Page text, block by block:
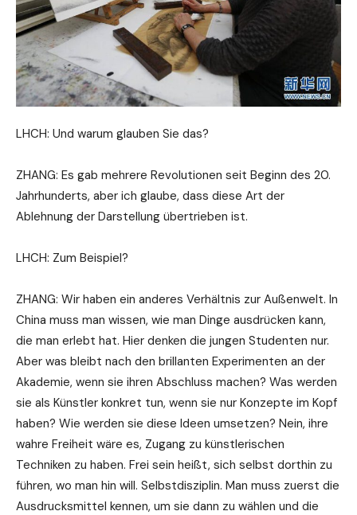
LHCH: Und warum glauben Sie das?
ZHANG: Es gab mehrere Revolutionen seit Beginn des 20.
Jahrhunderts, aber ich glaube, dass diese Art der
Ablehnung der Darstellung übertrieben ist.
LHCH: Zum Beispiel?
ZHANG: Wir haben ein anderes Verhältnis zur Außenwelt. In
China muss man wissen, wie man Dinge ausdrücken kann,
die man erlebt hat. Hier denken die jungen Studenten nur.
Aber was bleibt nach den brillanten Experimenten an der
Akademie, wenn sie ihren Abschluss machen? Was werden
sie als Künstler konkret tun, wenn sie nur Konzepte im Kopf
haben? Wie werden sie diese Ideen umsetzen? Nein, ihre
wahre Freiheit wäre es, Zugang zu künstlerischen
Techniken zu haben. Frei sein heißt, sich selbst dorthin zu
führen, wo man hin will. Selbstdisziplin. Man muss zuerst die
Ausdrucksmittel kennen, um sie dann zu wählen und die